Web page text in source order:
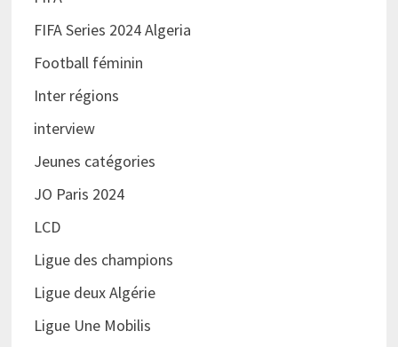
FIFA Series 2024 Algeria
Football féminin
Inter régions
interview
Jeunes catégories
JO Paris 2024
LCD
Ligue des champions
Ligue deux Algérie
Ligue Une Mobilis